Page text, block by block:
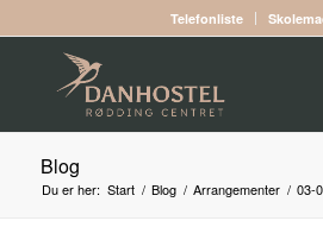
Telefonliste
Blog
Du er her: Start / Blog / Arrangementer / 03-